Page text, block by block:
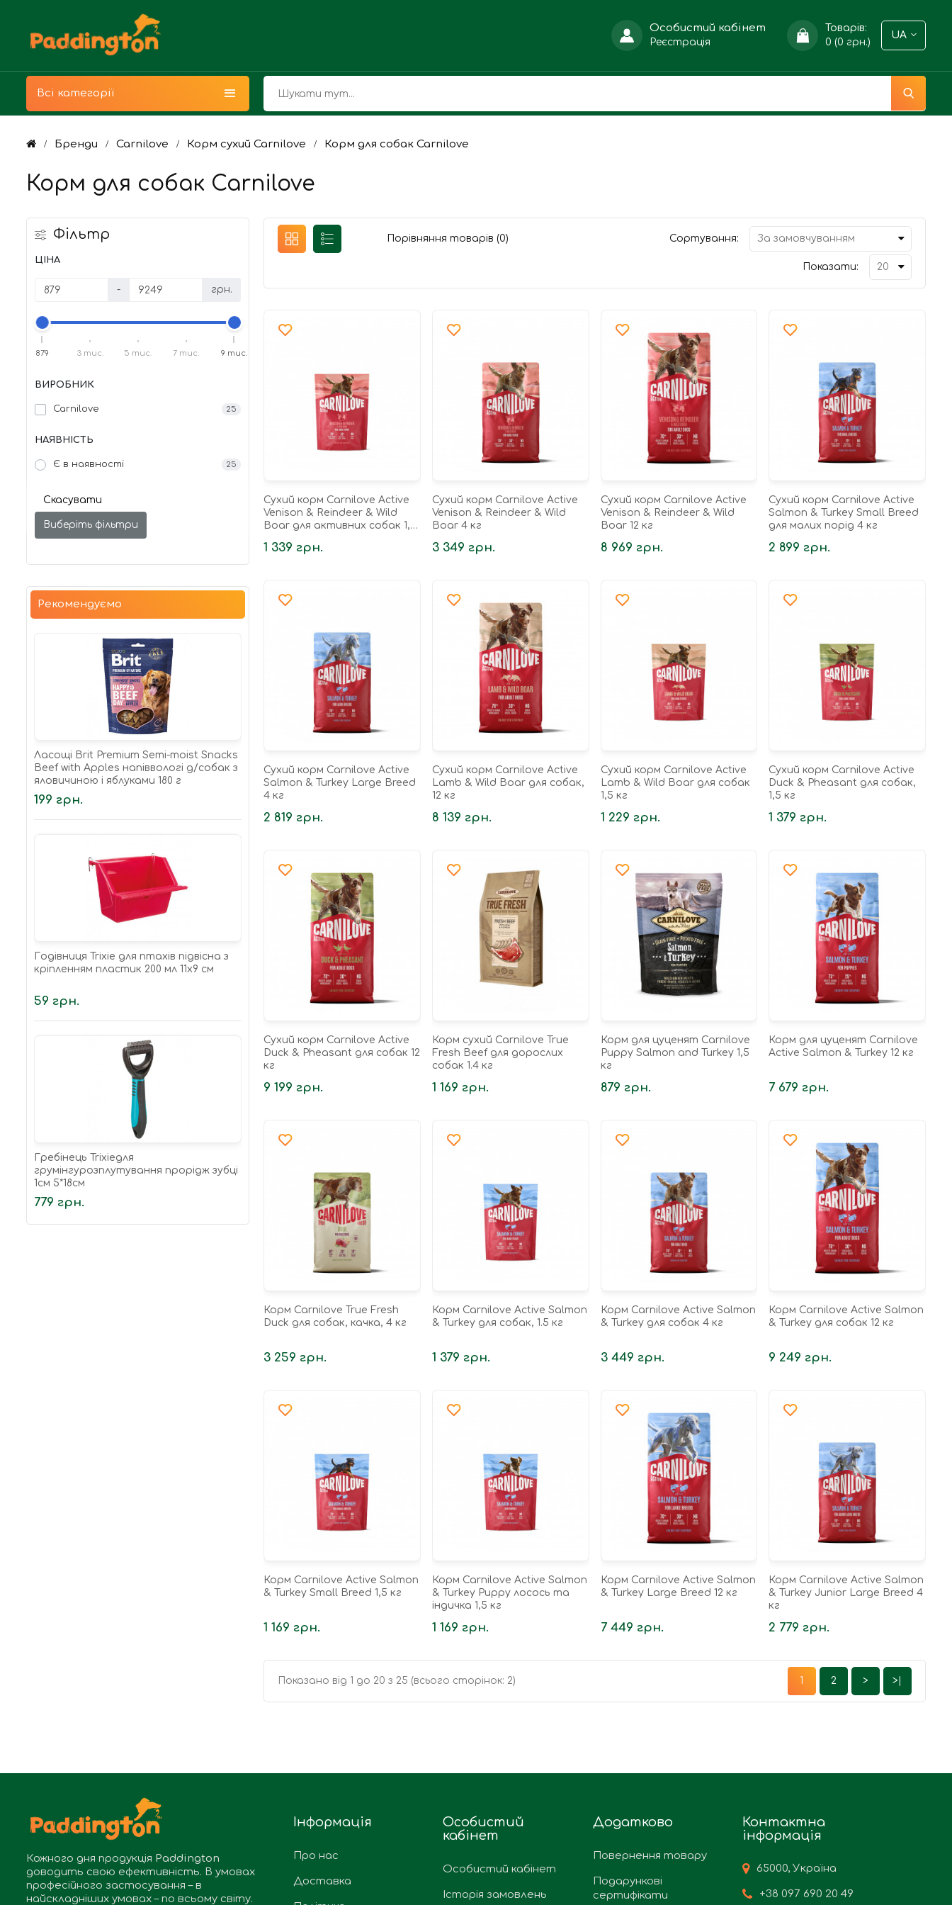
Особистий кабінет
Реєстрація
Товарів:
0 (0 грн.)
UA
Всі категорії
Бренди Carnilove Корм сухий Carnilove Корм для собак Carnilove
Корм для собак Carnilove
Фільтр
ЦІНА
- грн.
879 3 тис. 5 тис. 7 тис. 9 тис.
ВИРОБНИК
Carnilove 25
НАЯВНІСТЬ
Є в наявності 25
Скасувати
Виберіть фільтри
Рекомендуємо
Ласощі Brit Premium Semi-moist Snacks
Beef with Apples напіввологі д/cобак з
яловичиною і яблуками 180 г
199 грн.
Годівниця Trixie для птахів підвісна з
кріпленням пластик 200 мл 11х9 см
59 грн.
Гребінець Trixieдля
грумінгурозплутування прорідж зубці
1см 5*18см
779 грн.
Порівняння товарів (0) Сортування:
Показати:
Сухий корм Carnilove Active
Venison & Reindeer & Wild
Boar для активних собак 1,5
1 339 грн.
Сухий корм Carnilove Active
Venison & Reindeer & Wild
Boar 4 кг
3 349 грн.
Сухий корм Carnilove Active
Venison & Reindeer & Wild
Boar 12 кг
8 969 грн.
Сухий корм Carnilove Active
Salmon & Turkey Small Breed
для малих порід 4 кг
2 899 грн.
Сухий корм Carnilove Active
Salmon & Turkey Large Breed
4 кг
2 819 грн.
Сухий корм Carnilove Active
Lamb & Wild Boar для собак,
12 кг
8 139 грн.
Сухий корм Carnilove Active
Lamb & Wild Boar для собак
1,5 кг
1 229 грн.
Сухий корм Carnilove Active
Duck & Pheasant для собак,
1,5 кг
1 379 грн.
Сухий корм Carnilove Active
Duck & Pheasant для собак 12
кг
9 199 грн.
Корм сухий Carnilove True
Fresh Beef для дорослих
собак 1.4 кг
1 169 грн.
Корм для цуценят Carnilove
Puppy Salmon and Turkey 1,5
кг
879 грн.
Корм для цуценят Carnilove
Active Salmon & Turkey 12 кг
7 679 грн.
Корм Carnilove True Fresh
Duck для собак, качка, 4 кг
3 259 грн.
Корм Carnilove Active Salmon
& Turkey для собак, 1.5 кг
1 379 грн.
Корм Carnilove Active Salmon
& Turkey для собак 4 кг
3 449 грн.
Корм Carnilove Active Salmon
& Turkey для собак 12 кг
9 249 грн.
Корм Carnilove Active Salmon
& Turkey Small Breed 1,5 кг
1 169 грн.
Корм Carnilove Active Salmon
& Turkey Puppy лосось та
індичка 1,5 кг
1 169 грн.
Корм Carnilove Active Salmon
& Turkey Large Breed 12 кг
7 449 грн.
Корм Carnilove Active Salmon
& Turkey Junior Large Breed 4
кг
2 779 грн.
Показано від 1 до 20 з 25 (всього сторінок: 2) 1 2 > >|
Кожного дня продукція Paddington
доводить свою ефективність. В умовах
професійного застосування – в
найскладніших умовах – по всьому світу.
Інформація
Про нас
Доставка
Особистий
кабінет
Особистий кабінет
Історія замовлень
Додатково
Повернення товару
Подарункові
сертифікати
Контактна
інформація
65000, Україна
+38 097 690 20 49